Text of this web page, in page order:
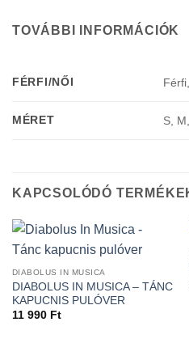
TOVÁBBI INFORMÁCIÓK
FÉRFI/NŐI
MÉRET S,
KAPCSOLÓDÓ
DIABOLUS IN MUSICA
DIABOLUS IN MUSICA – TÁNC
KAPUCNIS PULÓVER
11 990 Ft